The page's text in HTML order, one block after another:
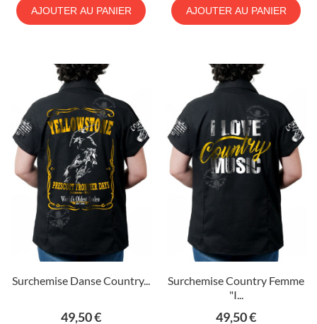
AJOUTER AU PANIER AJOUTER AU PANIER
Surchemise Danse Country...
Prix
49,50 €
Surchemise Country Femme
"I...
Prix
49,50 €